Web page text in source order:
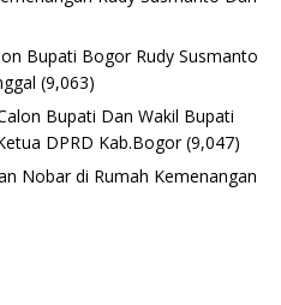
Bupati Bogor Rudy Susmanto
(9,063)
Bupati Dan Wakil Bupati
DPRD Kab.Bogor (9,047)
Nobar di Rumah Kemenangan